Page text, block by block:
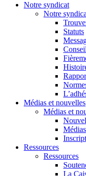
Notre syndicat
Notre
Statuts
Médias et nouvelles
Médias et
Médias
Ressources
Ressources
La